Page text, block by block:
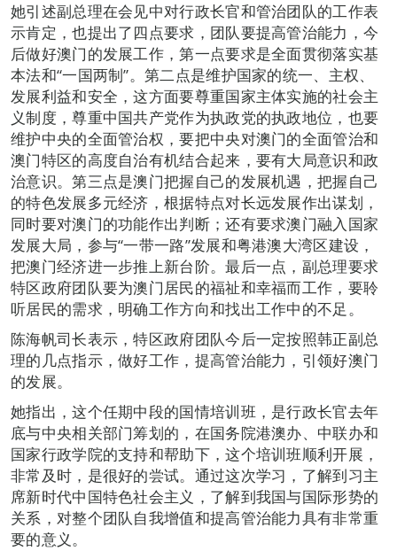
她引述副总理在会见中对行政长官和管治团队的工作表
示肯定，也提出了四点要求，团队要提高管治能力，今
后做好澳门的发展工作，第一点要求是全面贯彻落实基
本法和“一国两制”。第二点是维护国家的统一、主权、
发展利益和安全，这方面要尊重国家主体实施的社会主
义制度，尊重中国共产党作为执政党的执政地位，也要
维护中央的全面管治权，要把中央对澳门的全面管治和
澳门特区的高度自治有机结合起来，要有大局意识和政
治意识。第三点是澳门把握自己的发展机遇，把握自己
的特色发展多元经济，根据特点对长远发展作出谋划，
同时要对澳门的功能作出判断；还有要求澳门融入国家
发展大局，参与“一带一路”发展和粤港澳大湾区建设，
把澳门经济进一步推上新台阶。最后一点，副总理要求
特区政府团队要为澳门居民的福祉和幸福而工作，要聆
听居民的需求，明确工作方向和找出工作中的不足。
陈海帆司长表示，特区政府团队今后一定按照韩正副总
理的几点指示，做好工作，提高管治能力，引领好澳门
的发展。
她指出，这个任期中段的国情培训班，是行政长官去年
底与中央相关部门筹划的，在国务院港澳办、中联办和
国家行政学院的支持和帮助下，这个培训班顺利开展，
非常及时，是很好的尝试。通过这次学习，了解到习主
席新时代中国特色社会主义，了解到我国与国际形势的
关系，对整个团队自我增值和提高管治能力具有非常重
要的意义。